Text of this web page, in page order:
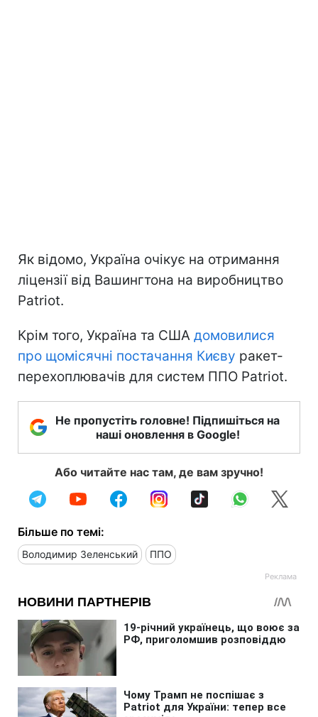
Як відомо, Україна очікує на отримання
ліцензії від Вашингтона на виробництво
Patriot.
Крім того, Україна та США домовилися
про щомісячні постачання Києву ракет-
перехоплювачів для систем ППО Patriot.
Не пропустіть головне! Підпишіться на
наші оновлення в Google!
Або читайте нас там, де вам зручно!
Більше по темі:
Володимир Зеленський ППО